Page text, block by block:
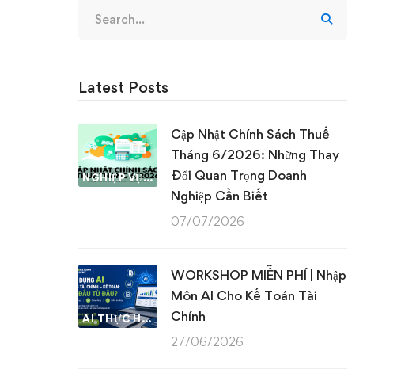
for:
Latest Posts
NGHIỆP VỤ KẾ TOÁN & THUẾ
Cập Nhật Chính Sách Thuế
Tháng 6/2026: Những Thay
Đổi Quan Trọng Doanh
Nghiệp Cần Biết
07/07/2026
AI THỰC HÀNH
WORKSHOP MIỄN PHÍ | Nhập
Môn AI Cho Kế Toán Tài
Chính
27/06/2026